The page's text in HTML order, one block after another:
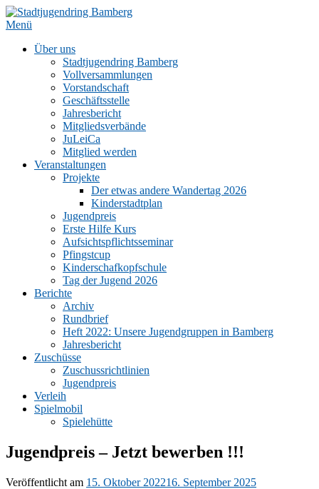
Zum
Inhalt
Menü
Über uns
Stadtjugendring Bamberg
Vollversammlungen
Vorstandschaft
Geschäftsstelle
Jahresbericht
Mitgliedsverbände
JuLeiCa
Mitglied werden
Veranstaltungen
Projekte
Der etwas andere Wandertag 2026
Kinderstadtplan
Jugendpreis
Erste Hilfe Kurs
Aufsichtspflichtsseminar
Pfingstcup
Kinderschafkopfschule
Tag der Jugend 2026
Berichte
Archiv
Rundbrief
Heft 2022: Unsere Jugendgruppen in Bamberg
Jahresbericht
Zuschüsse
Zuschussrichtlinien
Jugendpreis
Verleih
Spielmobil
Spielehütte
Jugendpreis – Jetzt bewerben !!!
Veröffentlicht am 15. Oktober 202216. September 2025